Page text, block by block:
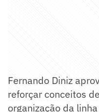
Fernando Diniz
reforçar conceitos
organização da